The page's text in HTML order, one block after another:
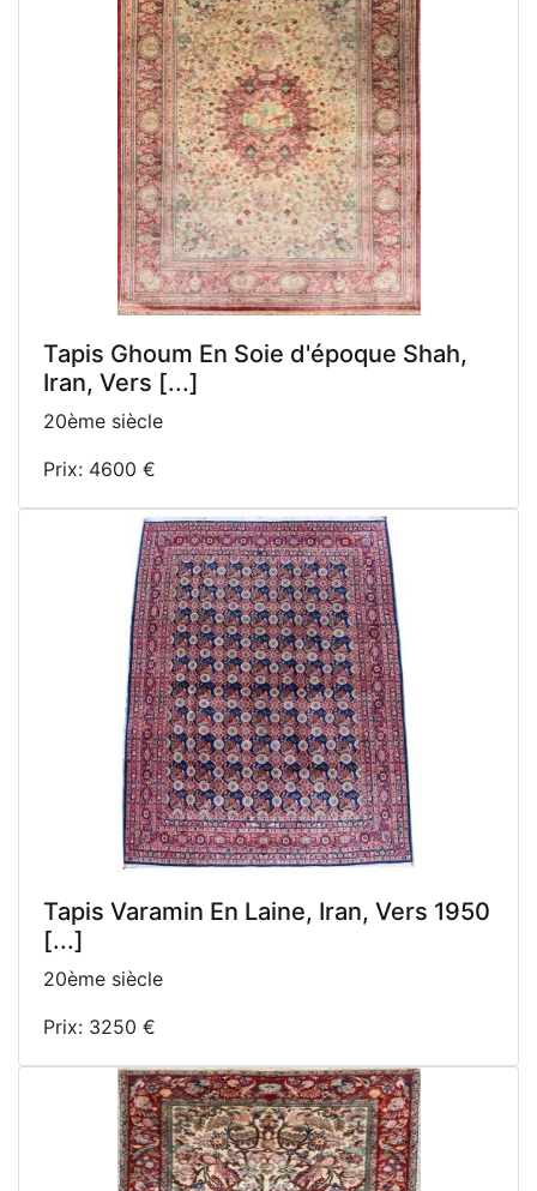
Tapis Ghoum En Soie d'époque Shah,
Iran, Vers [...]
20ème siècle
Prix: 4600 €
Tapis Varamin En Laine, Iran, Vers 1950
[...]
20ème siècle
Prix: 3250 €